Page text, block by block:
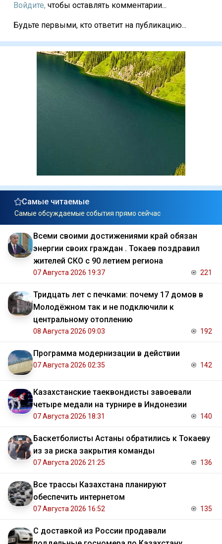
Войдите, чтобы оставлять комментарии...
Будьте первыми, кто ответит на публикацию...
Самые читаемые
Самые обсуждаемые события прямо сейчас
Всеми своими достижениями край обязан
энергии своих граждан . Токаев поздравил
жителей СКО с 90 летием региона
07 Августа 2026 19:37 221
Тридцать лет с печками: почему 17 домов в
Молодёжном так и не подключили к
центральному отоплению
08 Августа 2026 09:03 192
Программа модернизации в действии
07 Августа 2026 02:35 142
Казахстанские таеквондисты завоевали
четыре медали на турнире в Индонезии
07 Августа 2026 18:31 140
Баскетболисты Астаны обратились к Токаеву
из за риска закрытия команды
07 Августа 2026 21:25 136
Все трассы Казахстана планируют
обеспечить интернетом
07 Августа 2026 16:52 135
С доставкой из России продавали